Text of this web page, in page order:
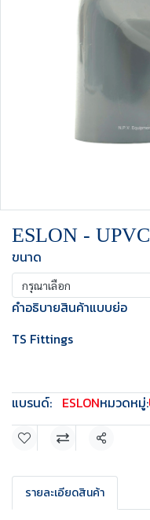
ESLON -
ขนาด
กรุณาเลือก
คำอธิบายสินค้าแบบย่อ
TS Fittings
แบรนด์: ESLONหมวดหมู่:
แชร์
รายละเอียดสินค้า